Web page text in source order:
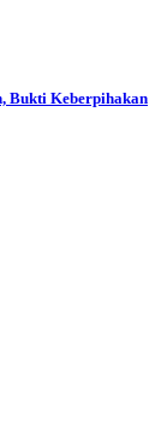
Bukti Keberpihakan